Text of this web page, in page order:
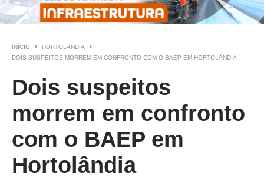
INÍCIO
HORTOLANDIA
DOIS SUSPEITOS MORREM EM CONFRONTO COM O BAEP EM HORTOLÂNDIA
Dois suspeitos
morrem em confronto
com o BAEP em
Hortolândia